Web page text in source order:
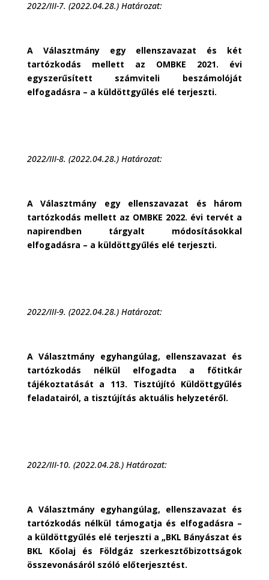
2022/III-7. (2022.04.28.) Határozat:
A Választmány egy ellenszavazat és két
tartózkodás mellett az OMBKE 2021. évi
egyszerűsített számviteli beszámolóját
elfogadásra – a küldöttgyűlés elé terjeszti.
2022/III-8. (2022.04.28.) Határozat:
A Választmány egy ellenszavazat és három
tartózkodás mellett az OMBKE 2022. évi tervét a
napirendben tárgyalt módosításokkal
elfogadásra – a küldöttgyűlés elé terjeszti.
2022/III-9. (2022.04.28.) Határozat:
A Választmány egyhangúlag, ellenszavazat és
tartózkodás nélkül elfogadta a főtitkár
tájékoztatását a 113. Tisztújító Küldöttgyűlés
feladatairól, a tisztújítás aktuális helyzetéről.
2022/III-10. (2022.04.28.) Határozat:
A Választmány egyhangúlag, ellenszavazat és
tartózkodás nélkül támogatja és elfogadásra –
a küldöttgyűlés elé terjeszti a „BKL Bányászat és
BKL Kőolaj és Földgáz szerkesztőbizottságok
összevonásáról szóló előterjesztést.